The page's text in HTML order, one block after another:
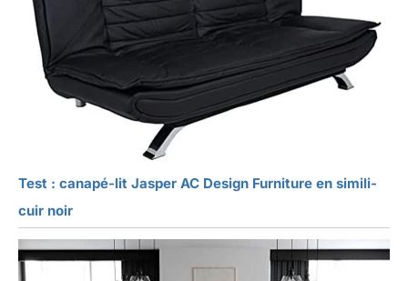
Test : canapé-lit Jasper AC Design Furniture en simili-
cuir noir